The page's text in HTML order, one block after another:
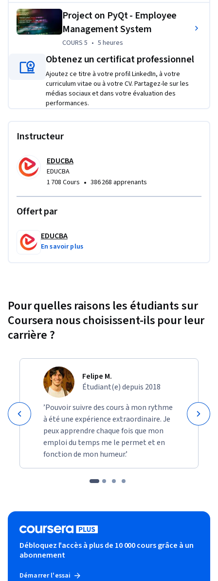
Project on PyQt - Employee
Management System
COURS 5 5 heures
COURS 5 • 5 heures
Obtenez un certificat professionnel
Ajoutez ce titre à votre profil LinkedIn, à votre
curriculum vitae ou à votre CV. Partagez-le sur les
médias sociaux et dans votre évaluation des
performances.
Instructeur
EDUCBA
EDUCBA
1 708 Cours • 386 268 apprenants
Offert par
EDUCBA
En savoir plus
Pour quelles raisons les étudiants sur
Coursera nous choisissent-ils pour leur
carrière ?
Felipe M.
Étudiant(e) depuis 2018
’Pouvoir suivre des cours à mon rythme
à été une expérience extraordinaire. Je
peux apprendre chaque fois que mon
emploi du temps me le permet et en
fonction de mon humeur.’
Débloquez l'accès à plus de 10 000 cours grâce à un
abonnement
Démarrer l'essai